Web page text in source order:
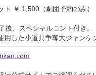
ト ￥ 1,500（劇団予約のみ）
後、スペシャルコント付き。
用した小道具争奪大ジャンケ